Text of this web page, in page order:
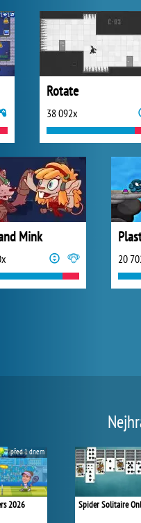
Rotate
38 092x
Mink
20
2026
před 1 dnem
Spider Solitaire